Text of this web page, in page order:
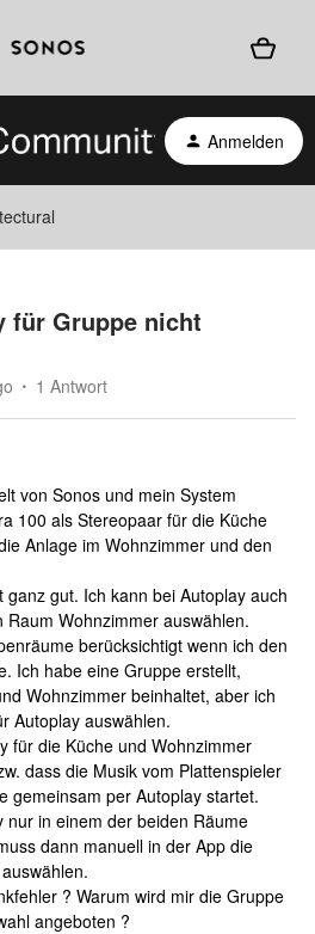
Anmelden
für Gruppe nicht
1 Antwort
von Sonos und mein System
100 als Stereopaar für die Küche
Anlage im Wohnzimmer und den
gut. Ich kann bei Autoplay auch
Wohnzimmer auswählen.
berücksichtigt wenn ich den
Ich habe eine Gruppe erstellt,
Wohnzimmer beinhaltet, aber ich
Autoplay auswählen.
für die Küche und Wohnzimmer
dass die Musik vom Plattenspieler
gemeinsam per Autoplay startet.
nur in einem der beiden Räume
dann manuell in der App die
? Warum wird mir die Gruppe
angeboten ?